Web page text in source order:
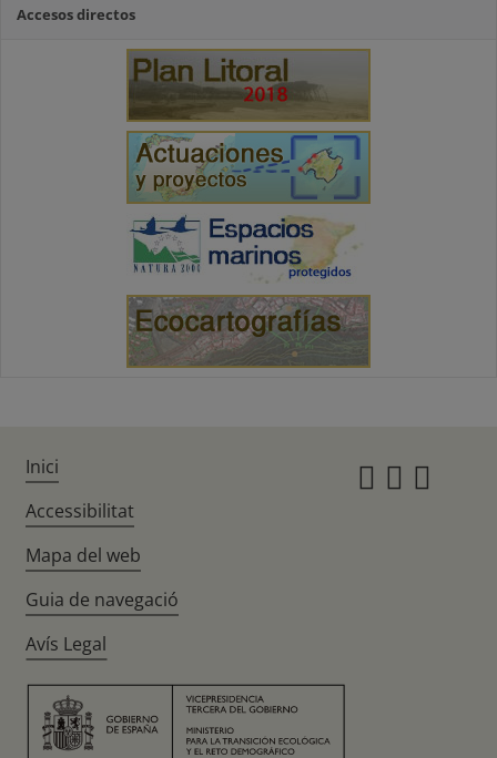
Accesos directos
Inici
Accessibilitat
Mapa del web
Guia de navegació
Avís Legal